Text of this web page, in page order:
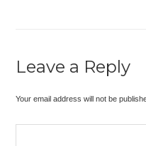
Leave a Reply
Your email address will not be